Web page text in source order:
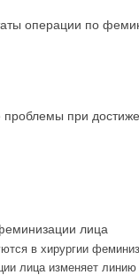
операции по
проблемы при
лица
в хирургии
лица изменяет